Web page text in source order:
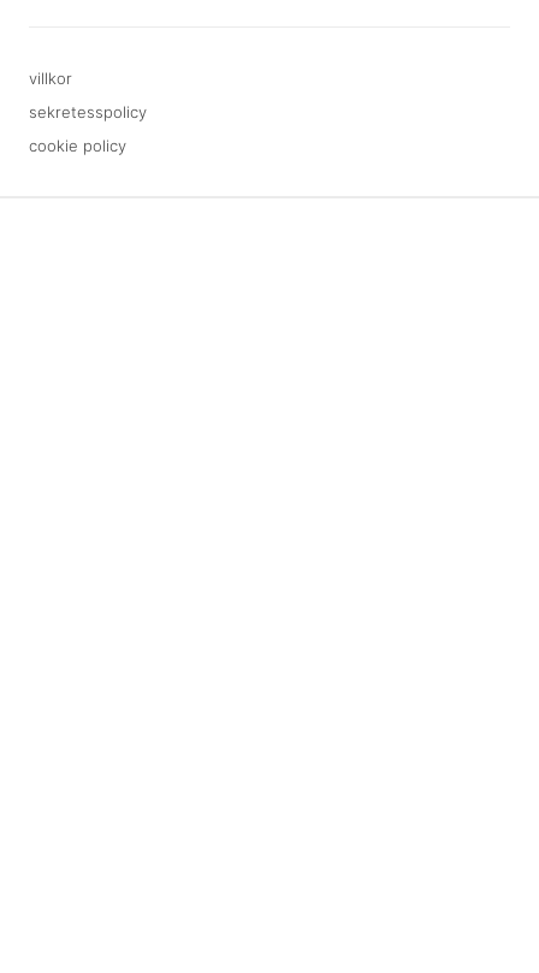
villkor
sekretesspolicy
cookie policy